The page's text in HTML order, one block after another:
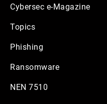
Cybersec e-Magazine
Topics
Phishing
Ransomware
NEN 7510